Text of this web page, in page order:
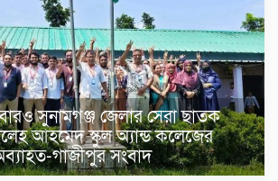
সুনামগঞ্জ জেলার সেরা ছাতক
আহমেদ স্কুল অ্যান্ড কলেজের
গাজীপুর সংবাদ